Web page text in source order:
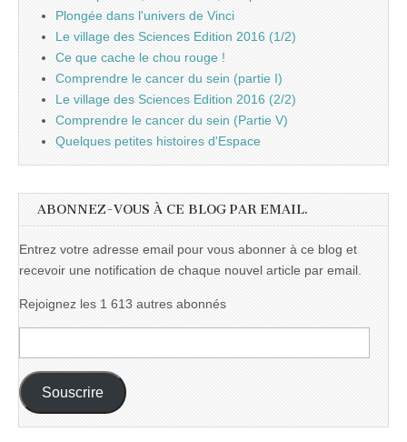
Plongée dans l'univers de Vinci
Le village des Sciences Edition 2016 (1/2)
Ce que cache le chou rouge !
Comprendre le cancer du sein (partie I)
Le village des Sciences Edition 2016 (2/2)
Comprendre le cancer du sein (Partie V)
Quelques petites histoires d'Espace
ABONNEZ-VOUS À CE BLOG PAR EMAIL.
Entrez votre adresse email pour vous abonner à ce blog et
recevoir une notification de chaque nouvel article par email.
Rejoignez les 1 613 autres abonnés
e-
mail :
Souscrire